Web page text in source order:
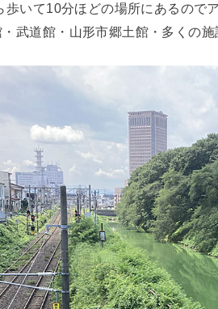
歩いて10分ほどの場所にあるので
武道館・山形市郷土館・多くの施